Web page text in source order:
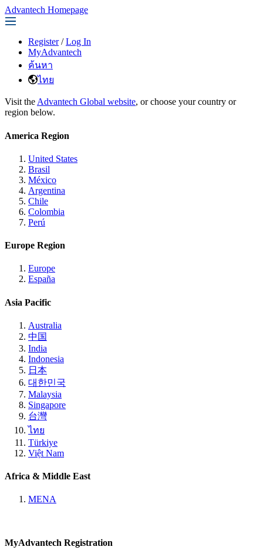
Advantech Homepage
Register / Log In
MyAdvantech
ค้นหา
ไทย
Visit the Advantech Global website, or choose your country or
region below.
America Region
United States
Brasil
México
Argentina
Chile
Colombia
Perú
Europe Region
Europe
España
Asia Pacific
Australia
中国
India
Indonesia
日本
대한민국
Malaysia
Singapore
台灣
ไทย
Türkiye
Việt Nam
Africa & Middle East
MENA
MyAdvantech Registration